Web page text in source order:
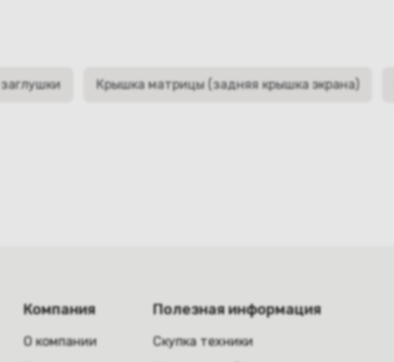
Крышка матрицы (задняя крышка экрана)
Компания
О компании
Полезная информация
Скупка техники